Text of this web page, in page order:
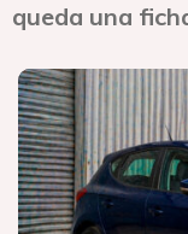
queda una